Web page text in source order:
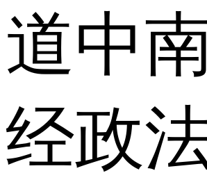
道中
经政